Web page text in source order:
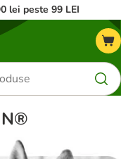
lei peste 99 LEI